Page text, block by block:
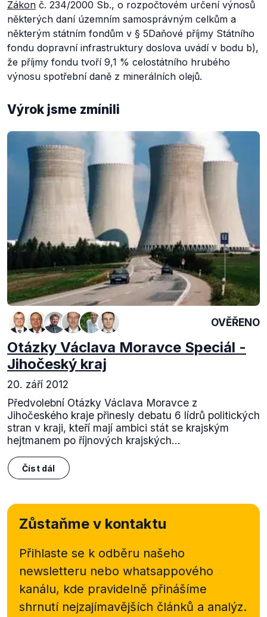
Zákon č. 234/2000 Sb., o rozpočtovém určení výnosů
některých daní územním samosprávným celkům a
některým státním fondům v § 5Daňové příjmy Státního
fondu dopravní infrastruktury doslova uvádí v bodu b),
že příjmy fondu tvoří 9,1 % celostátního hrubého
výnosu spotřební daně z minerálních olejů.
Výrok jsme zmínili
OVĚŘENO
Otázky Václava Moravce Speciál -
Jihočeský kraj
20. září 2012
Předvolební Otázky Václava Moravce z
Jihočeského kraje přinesly debatu 6 lídrů politických
stran v kraji, kteří mají ambici stát se krajským
hejtmanem po říjnových krajských...
Číst dál
Zůstaňme v kontaktu
Přihlaste se k odběru našeho
newsletteru nebo whatsappového
kanálu, kde pravidelně přinášíme
shrnutí nejzajímavějších článků a analýz.